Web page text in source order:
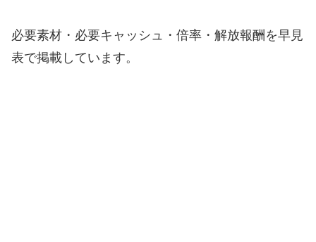
必要素材・必要キャッシュ・倍率・解放報酬を早見
表で掲載しています。